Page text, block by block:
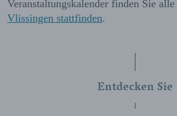
Veranstaltungskalender finden Sie alle
Vlissingen stattfinden.
Entdecken Sie